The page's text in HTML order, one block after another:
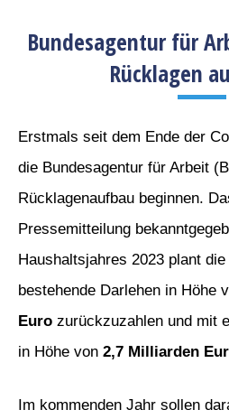
Bundesagentur für
Rücklagen
Erstmals seit dem Ende der
die Bundesagentur für Arbeit
Rücklagenaufbau beginnen.
Pressemitteilung
Haushaltsjahres 2023 plant
bestehende Darlehen in Höhe
Euro zurückzuzahlen und mit
in Höhe von 2,7 Milliarden
Im kommenden Jahr sollen